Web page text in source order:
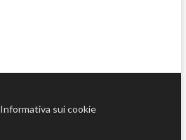
Informativa sui cookie